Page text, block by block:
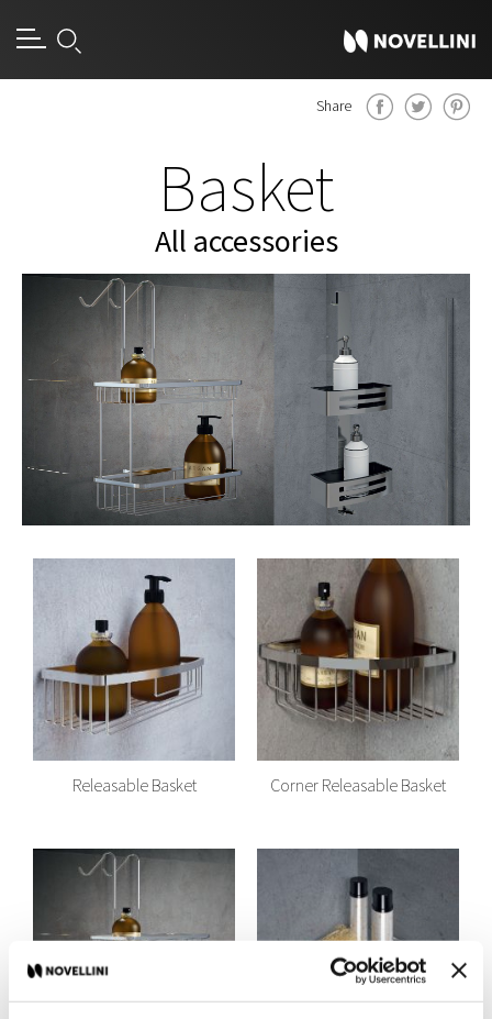
Share
Basket
All accessories
Releasable Basket Corner Releasable Basket